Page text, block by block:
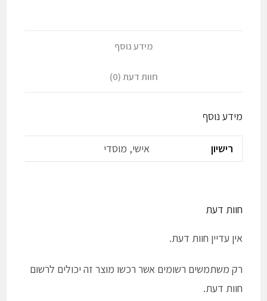
מידע נוסף
חוות דעת (0)
מידע נוסף
רישיון אישי, מוסדי
חוות דעת
אין עדיין חוות דעת.
רק משתמשים רשומים אשר רכשו מוצר זה יכולים לרשום
חוות דעת.